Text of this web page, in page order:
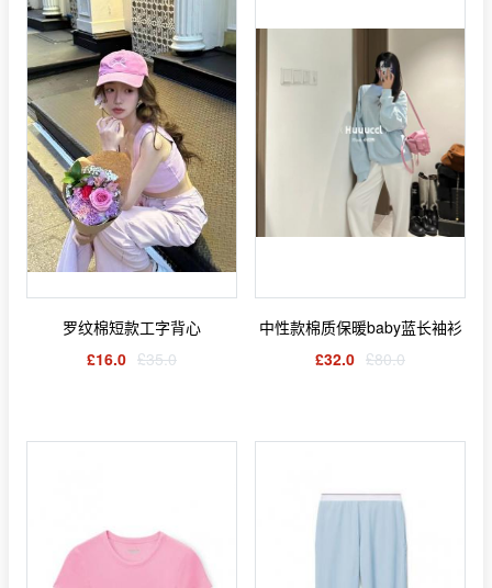
罗纹棉短款工字背心
£16.0 £35.0
中性款棉质保暖baby蓝长袖衫
£32.0 £80.0